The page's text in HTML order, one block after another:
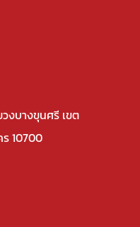
งบางขุนศรี เขต
10700